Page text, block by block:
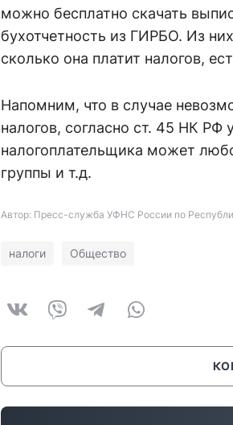
можно бесплатно скачать
бухотчетность из ГИРБО. Из
сколько она платит налогов,
Напомним, что в случае
налогов, согласно ст. 45 НК РФ
налогоплательщика может
группы и т.д.
Автор: Пресс-служба УФНС России по
налоги Общество